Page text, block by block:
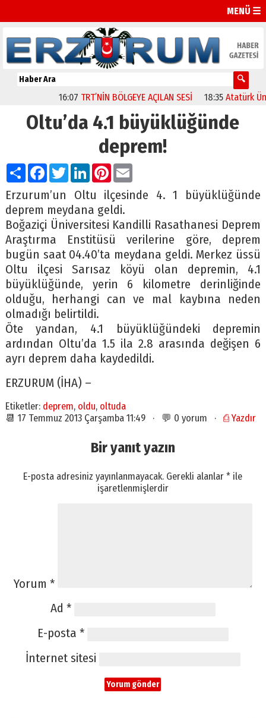
MENÜ ☰
16:07 TRT’NİN BÖLGEYE AÇILAN SESİ 18:35 Atatürk
Oltu’da 4.1 büyüklüğünde
deprem!
PaylaşFacebook
TwitterLinkedIn
Pinterest
Email
Erzurum’un Oltu ilçesinde 4. 1 büyüklüğünde
deprem meydana geldi.
Boğaziçi Üniversitesi Kandilli Rasathanesi Deprem
Araştırma Enstitüsü verilerine göre, deprem
bugün saat 04.40’ta meydana geldi. Merkez üssü
Oltu ilçesi Sarısaz köyü olan depremin, 4.1
büyüklüğünde, yerin 6 kilometre derinliğinde
olduğu, herhangi can ve mal kaybına neden
olmadığı belirtildi.
Öte yandan, 4.1 büyüklüğündeki depremin
ardından Oltu’da 1.5 ila 2.8 arasında değişen 6
ayrı deprem daha kaydedildi.
ERZURUM (İHA) –
Etiketler: deprem, oldu, oltuda
📆 17 Temmuz 2013 Çarşamba 11:49 · 💬 0 yorum · ⎙ Yazdır
Bir yanıt yazın
E-posta adresiniz yayınlanmayacak. Gerekli alanlar* ile
işaretlenmişlerdir
Yorum *
Ad *
E-posta *
İnternet sitesi